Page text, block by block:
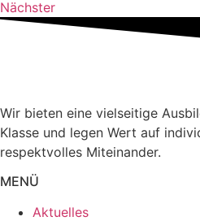
Nächster
Wir bieten eine vielseitige
Klasse und legen Wert auf
respektvolles Miteinander.
MENÜ
Aktuelles